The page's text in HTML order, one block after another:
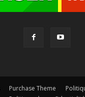
Purchase Theme